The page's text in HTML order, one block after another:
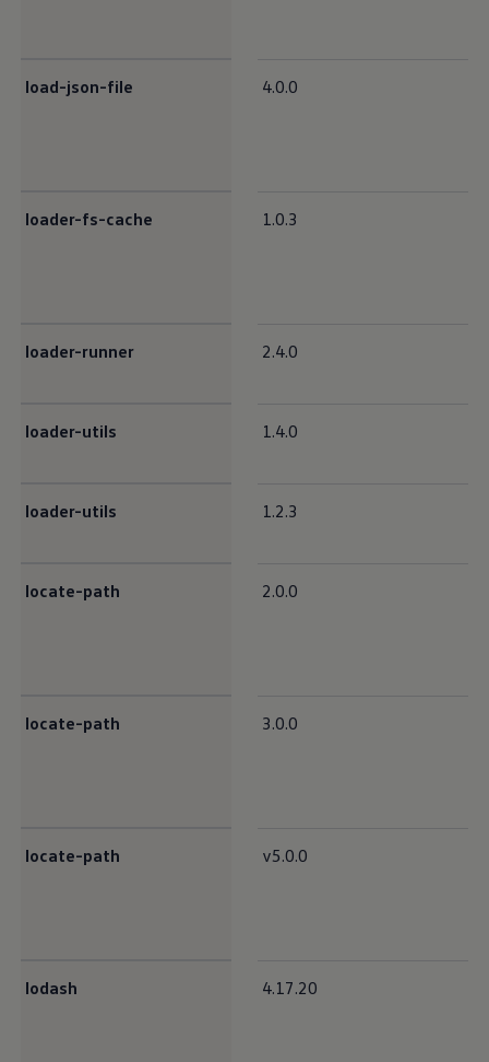
load-json-file 4.0.0
loader-fs-cache 1.0.3
loader-runner 2.4.0
loader-utils 1.4.0
loader-utils 1.2.3
locate-path 2.0.0
locate-path 3.0.0
locate-path v5.0.0
lodash 4.17.20